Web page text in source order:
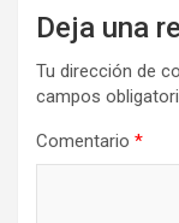
Deja una
Tu dirección de
campos
Comentario *